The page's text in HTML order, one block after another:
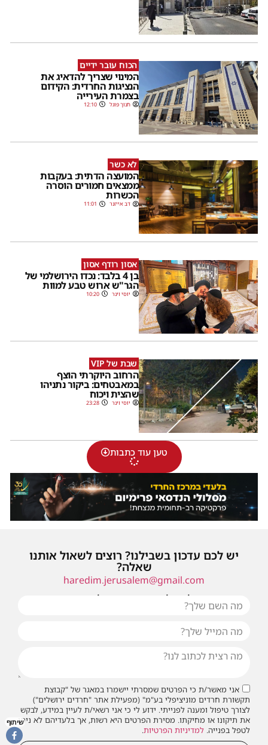
הכוח עובר ידיים
המינוי שצריך להדאיג את
הנציגות החרדית: הקידום
בצמרת העירייה
חנוך פוגל 12:10
לא כשר
המועצה הדתית: בעקבות
ממצאים חמורים הוסרה
הכשרות
דב אייזנר 11:01
אסון רודף אסון
בן 4 בלבד: נכדו הירושלמי של
הגר"ש ארוש טבע למוות
יוסי וינר 10:20
שבת של VIP
הרחוב היוקרתי הוצף
במאבטחים: ביקור נתניהו
שהצית ויכוח
יוסי וינר 23:28
טען עוד כתבות
יש לכם עדכון בשבילנו? רוצים לשאול אותנו
שאלה?
haredim.jerusalem@gmail.com
או שילחו אלינו פנייה ונחזור אליכם בהקדם
אני מאשר/ת כי הפרטים שמסרתי יישמרו במאגר של "קבוצת
תקשורת חרדים מוניציפלי בע"מ" (מפעילת אתר "חרדים ירושלים")
לצורך טיפול ומענה לפנייתי. ידוע לי כי אני רשאי/ת לעיין במידע, לבקש
את תיקונו או מחיקתו. מסירת הפרטים היא רשות, אך בלעדיהם לא ניתן
לטפל בפנייה. למדיניות הפרטיות.
שיתוף